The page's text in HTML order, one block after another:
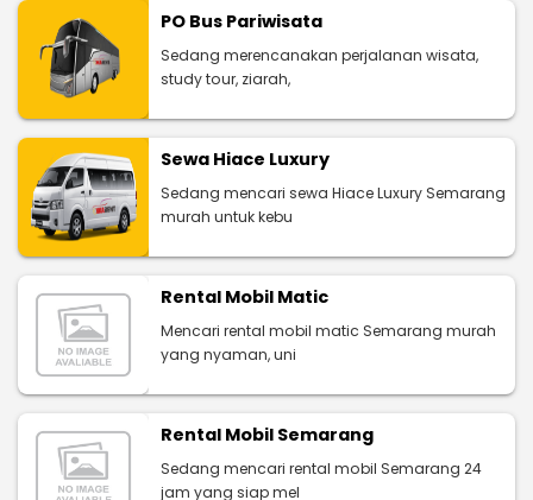
PO Bus Pariwisata
Sedang merencanakan perjalanan wisata,
study tour, ziarah,
Sewa Hiace Luxury
Sedang mencari sewa Hiace Luxury Semarang
murah untuk kebu
Rental Mobil Matic
Mencari rental mobil matic Semarang murah
yang nyaman, uni
Rental Mobil Semarang
Sedang mencari rental mobil Semarang 24
jam yang siap mel